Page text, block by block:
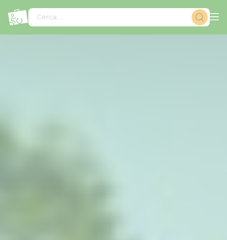
Cerca...
Pannello di gestione dei cookies